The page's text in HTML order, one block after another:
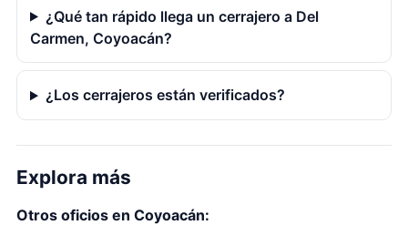
¿Qué tan rápido llega un cerrajero a Del
Carmen, Coyoacán?
¿Los cerrajeros están verificados?
Explora más
Otros oficios en Coyoacán: